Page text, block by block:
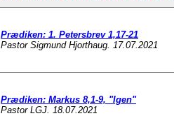
Prædiken: 1. Petersbrev 1,17-21
Pastor Sigmund Hjorthaug. 17.07.2021
Prædiken: Markus 8,1-9, "Igen"
Pastor LGJ. 18.07.2021